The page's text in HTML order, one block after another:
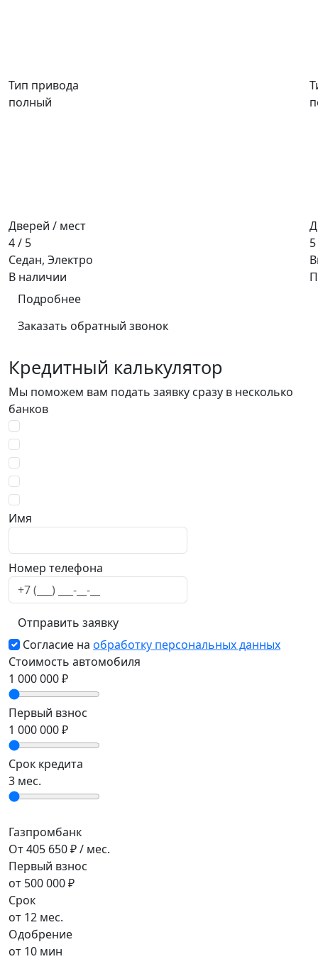
Тип привода
полный
Дверей / мест
4 / 5
Седан, Электро
В наличии
Подробнее
Заказать обратный звонок
Кредитный калькулятор
Мы поможем вам подать заявку сразу в несколько
банков
Email
Имя
Номер телефона
Отправить заявку
Согласие на обработку персональных данных
Стоимость автомобиля
1 000 000₽
Первый взнос
1 000 000₽
Срок кредита
3 мес.
Газпромбанк
От 405 650 ₽ / мес.
Первый взнос
от 500 000 ₽
Срок
от 12 мес.
Одобрение
от 10 мин